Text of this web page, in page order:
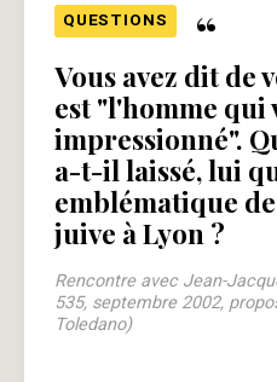
QUESTIONS “
Vous avez dit de
est "l'homme qui
impressionné".
a-t-il laissé, lui
emblématique
juive à Lyon ?
Rencontre avec Jean-
535, septembre 2002,
Toledano)